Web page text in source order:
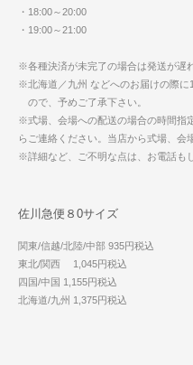
・18:00～20:00
・19:00～21:00
※各種決済が未完了の場合は発送が遅
※北海道／九州 などへのお届けの際に
ので、予めご了承下さい。
※式場、会場への配送の場合の時間指
らご連絡ください。当店から式場、会
※詳細など、ご不明な点は、お電話も
佐川急便８0サイズ
関東/信越/北陸/中部 935円税込
東北/関西 1,045円税込
四国/中国 1,155円税込
北海道/九州 1,375円税込